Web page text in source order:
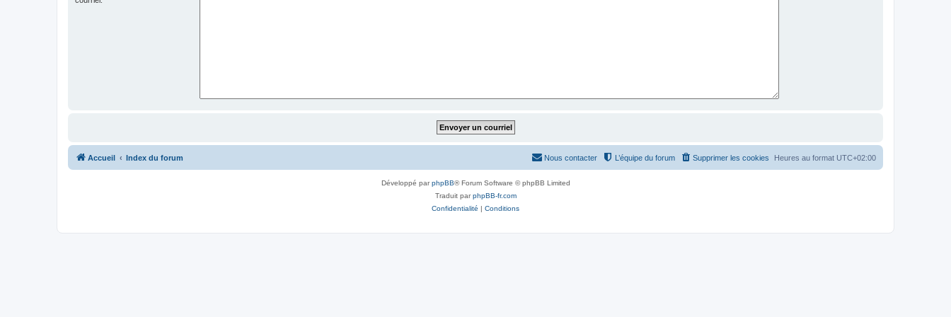
Accueil Index du forum Heures au format UTC+02:00
Supprimer les cookies
L’équipe du forum
Nous contacter
Développé parphpBB® Forum Software © phpBB Limited
Traduit parphpBB-fr.com
Confidentialité | Conditions